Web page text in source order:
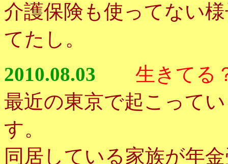
介護保険も使ってない
てたし。
2010.08.03
生きてる
最近の東京で起こって
す。
同居している家族が年